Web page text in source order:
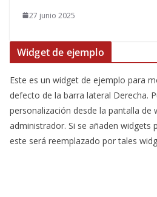
27 junio 2025
Widget de ejemplo
Este es un widget de ejemplo para
defecto de la barra lateral Derecha.
personalización desde la pantalla de
administrador. Si se añaden widgets
este será reemplazado por tales